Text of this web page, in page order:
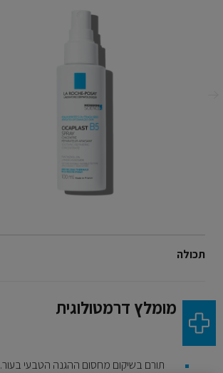
תכולה
מומלץ דרמטולוגית
תורם בשיקום מחסום ההגנה הטבעי בעור.